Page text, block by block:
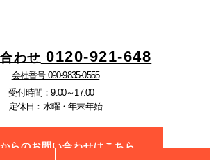
わせ 0120-921-648
会社番号 090-9835-0555
受付時間：9:00～17:00
定休日：水曜・年末年始
らのお問い合わせはこちら